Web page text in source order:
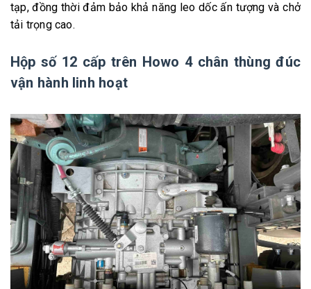
tạp, đồng thời đảm bảo khả năng leo dốc ấn tượng và chở
tải trọng cao.
Hộp số 12 cấp trên Howo 4 chân thùng đúc
vận hành linh hoạt